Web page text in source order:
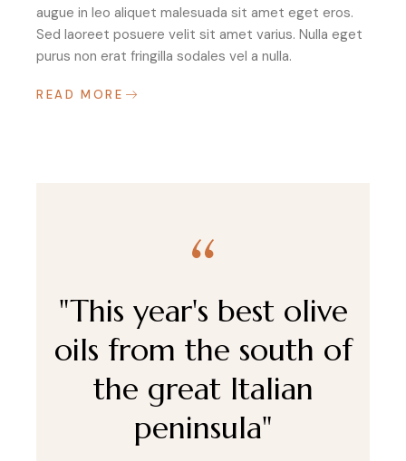
augue in leo aliquet malesuada sit amet eget eros.
Sed laoreet posuere velit sit amet varius. Nulla eget
purus non erat fringilla sodales vel a nulla.
READ MORE
"This year's best olive
oils from the south of
the great Italian
peninsula"